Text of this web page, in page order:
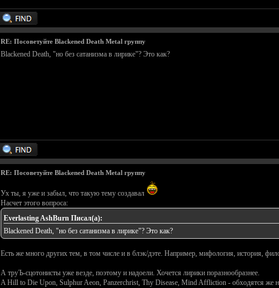
RE: Посоветуйте Blackened Death Metal группу
Blackened Death, "но без сатанизма в лирике"? Это как?
RE: Посоветуйте Blackened Death Metal группу
Ух ты, я уже и забыл, что такую тему создавал
Насчет этого вопроса:
Everlasting AshBurn Писал(а):
Blackened Death, "но без сатанизма в лирике"? Это как?
Есть же много других тем, в том числе и в блэк/дэте. Например, мифология, история,
А труЪ-сцотонисты уже везде, поэтому и надоели. Хочется лирики поразнообразнее.
A Hill to Die Upon, Sulphur Aeon, Panzerchrist, Thy Disease, Mind Affliction - обходятся же